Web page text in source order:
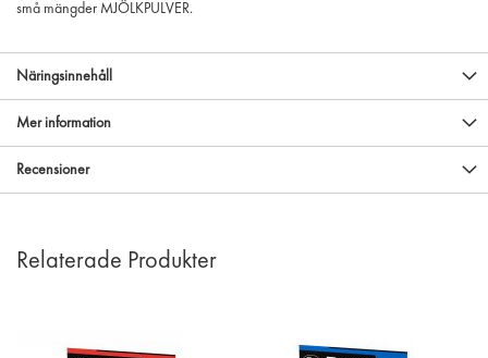
små mängder MJÖLKPULVER.
Näringsinnehåll
Mer information
Recensioner
Relaterade Produkter